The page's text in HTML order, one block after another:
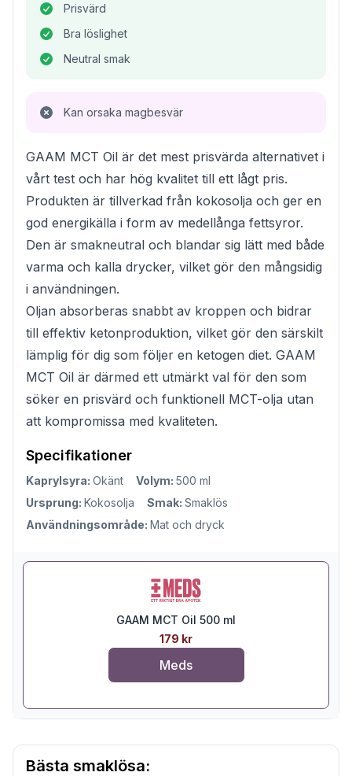
Prisvärd
Bra löslighet
Neutral smak
Kan orsaka magbesvär
GAAM MCT Oil är det mest prisvärda alternativet i
vårt test och har hög kvalitet till ett lågt pris.
Produkten är tillverkad från kokosolja och ger en
god energikälla i form av medellånga fettsyror.
Den är smakneutral och blandar sig lätt med både
varma och kalla drycker, vilket gör den mångsidig
i användningen.
Oljan absorberas snabbt av kroppen och bidrar
till effektiv ketonproduktion, vilket gör den särskilt
lämplig för dig som följer en ketogen diet. GAAM
MCT Oil är därmed ett utmärkt val för den som
söker en prisvärd och funktionell MCT-olja utan
att kompromissa med kvaliteten.
Specifikationer
Kaprylsyra: Okänt Volym: 500 ml
Ursprung: Kokosolja Smak: Smaklös
Användningsområde: Mat och dryck
GAAM MCT Oil 500 ml
179 kr
Meds
Bästa smaklösa: